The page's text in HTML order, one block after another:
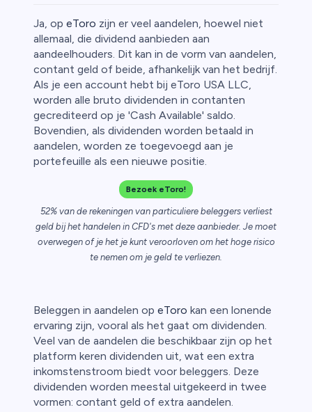
Ja, op eToro zijn er veel aandelen, hoewel niet
allemaal, die dividend aanbieden aan
aandeelhouders. Dit kan in de vorm van aandelen,
contant geld of beide, afhankelijk van het bedrijf.
Als je een account hebt bij eToro USA LLC,
worden alle bruto dividenden in contanten
gecrediteerd op je 'Cash Available' saldo.
Bovendien, als dividenden worden betaald in
aandelen, worden ze toegevoegd aan je
portefeuille als een nieuwe positie.
Bezoek eToro!
52% van de rekeningen van particuliere beleggers verliest
geld bij het handelen in CFD's met deze aanbieder. Je moet
overwegen of je het je kunt veroorloven om het hoge risico
te nemen om je geld te verliezen.
Beleggen in aandelen op eToro kan een lonende
ervaring zijn, vooral als het gaat om dividenden.
Veel van de aandelen die beschikbaar zijn op het
platform keren dividenden uit, wat een extra
inkomstenstroom biedt voor beleggers. Deze
dividenden worden meestal uitgekeerd in twee
vormen: contant geld of extra aandelen.